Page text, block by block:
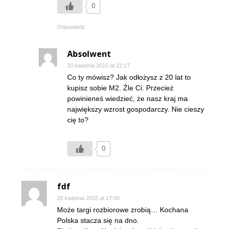
0
Odpowiedz
Absolwent
20 kwietnia 2015 at 22:17
Co ty mówisz? Jak odłożysz z 20 lat to
kupisz sobie M2. Źle Ci. Przecież
powinieneś wiedzieć, że nasz kraj ma
największy wzrost gospodarczy. Nie cieszy
cię to?
0
fdf
20 kwietnia 2015 at 17:00
Może targi rozbiorowe zrobią… Kochana
Polska stacza się na dno.